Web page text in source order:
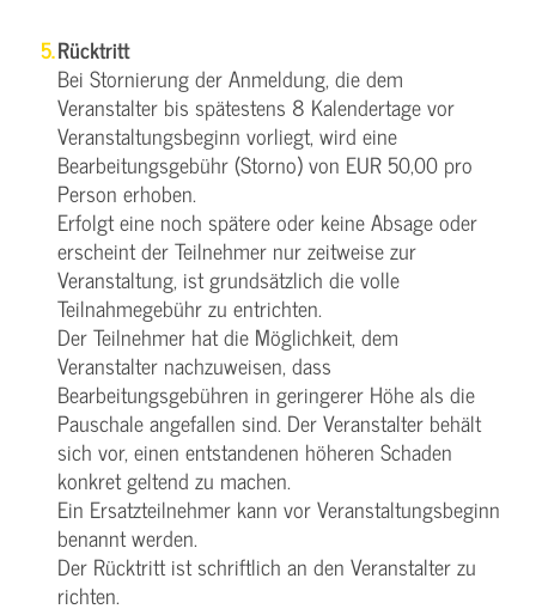
Rücktritt
Bei Stornierung der Anmeldung, die dem
Veranstalter bis spätestens 8 Kalendertage vor
Veranstaltungsbeginn vorliegt, wird eine
Bearbeitungsgebühr (Storno) von EUR 50,00 pro
Person erhoben.
Erfolgt eine noch spätere oder keine Absage oder
erscheint der Teilnehmer nur zeitweise zur
Veranstaltung, ist grundsätzlich die volle
Teilnahmegebühr zu entrichten.
Der Teilnehmer hat die Möglichkeit, dem
Veranstalter nachzuweisen, dass
Bearbeitungsgebühren in geringerer Höhe als die
Pauschale angefallen sind. Der Veranstalter behält
sich vor, einen entstandenen höheren Schaden
konkret geltend zu machen.
Ein Ersatzteilnehmer kann vor Veranstaltungsbeginn
benannt werden.
Der Rücktritt ist schriftlich an den Veranstalter zu
richten.